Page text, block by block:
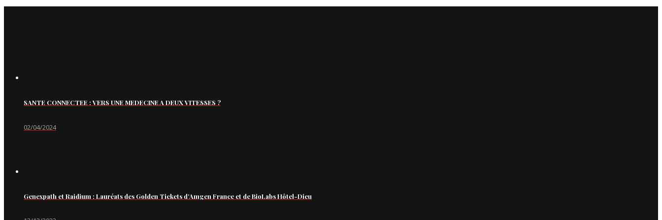
SANTE CONNECTEE : VERS UNE MEDECINE A DEUX VITESSES ?
02/04/2024
Genexpath et Raidium : Lauréats des Golden Tickets d’Amgen France et de BioLabs Hôtel-Dieu